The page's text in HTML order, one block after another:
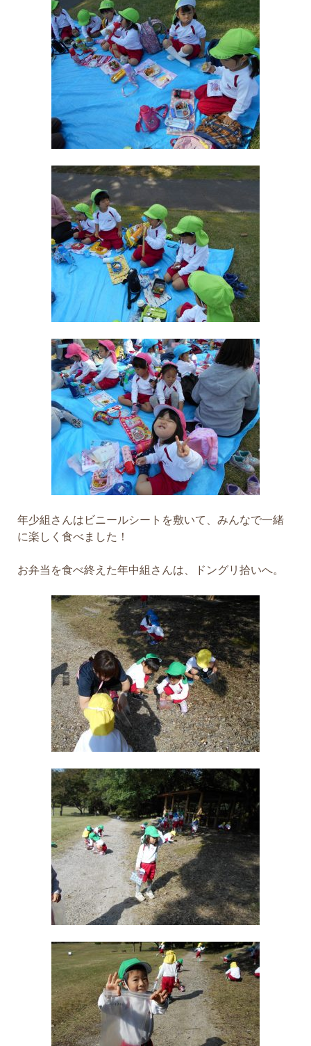
年少組さんはビニールシートを敷いて、みんなで一緒
に楽しく食べました！
お弁当を食べ終えた年中組さんは、ドングリ拾いへ。